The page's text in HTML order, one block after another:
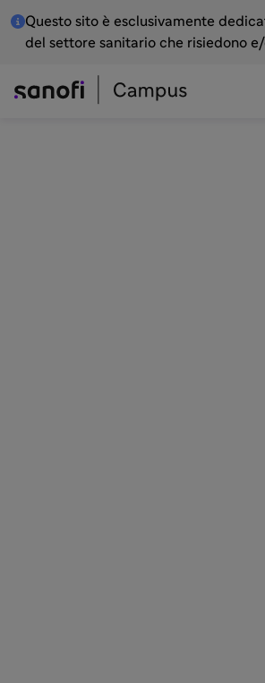
Questo sito è esclusivamente
del settore sanitario che risiedono